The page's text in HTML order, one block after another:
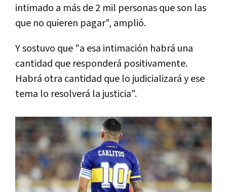
intimado a más de 2 mil personas que son las
que no quieren pagar", amplió.
Y sostuvo que "a esa intimación habrá una
cantidad que responderá positivamente.
Habrá otra cantidad que lo judicializará y ese
tema lo resolverá la justicia".